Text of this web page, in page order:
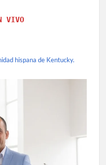
VIVO
hispana de Kentucky.